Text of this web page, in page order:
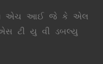
એચ આઈ જે કે એલ
ટી યુ વી ડબલ્યુ